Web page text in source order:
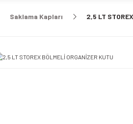
Saklama Kapları 2,5 LT